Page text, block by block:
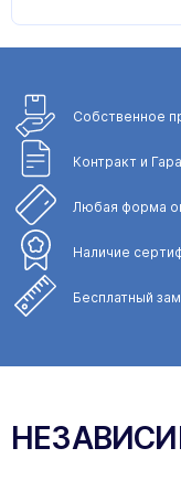
Собственное
Контракт и
Любая форма
Наличие
Бесплатный